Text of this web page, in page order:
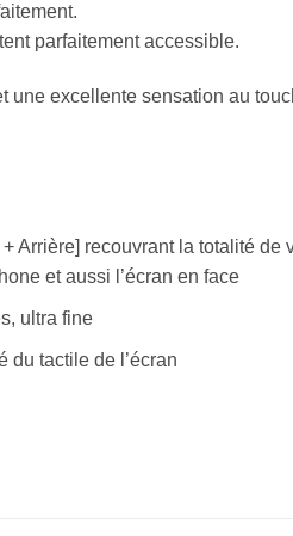
parfaitement accessible.
une excellente sensation au
Arrière] recouvrant la totalité de
et aussi l’écran en face
ultra fine
du tactile de l’écran